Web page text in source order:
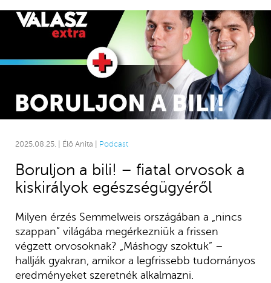
2025.08.25. | Élő Anita | Podcast
Boruljon a bili! – fiatal orvosok a
kiskirályok egészségügyéről
Milyen érzés Semmelweis országában a „nincs
szappan” világába megérkezniük a frissen
végzett orvosoknak? „Máshogy szoktuk” –
hallják gyakran, amikor a legfrissebb tudományos
eredményeket szeretnék alkalmazni.